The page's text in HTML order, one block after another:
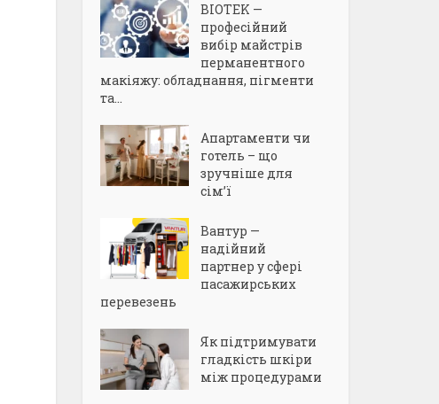
BIOTEK —
професійний
вибір майстрів
перманентного
макіяжу: обладнання, пігменти
та...
Апартаменти чи
готель – що
зручніше для
сім’ї
Вантур —
надійний
партнер у сфері
пасажирських
перевезень
Як підтримувати
гладкість шкіри
між процедурами